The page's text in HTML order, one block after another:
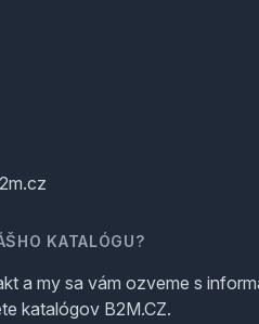
KATALÓGU?
a my sa vám ozveme s
katalógov B2M.CZ.